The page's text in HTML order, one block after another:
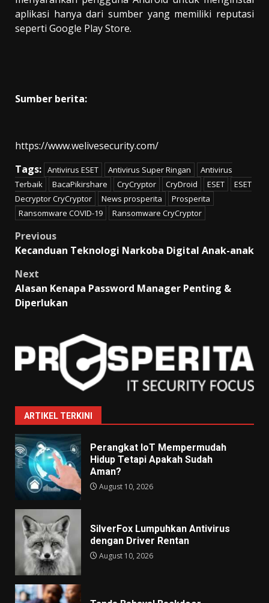
aplikasi hanya dari sumber yang memiliki reputasi
seperti Google Play Store.
Sumber berita:
https://www.welivesecurity.com/
Tags: Antivirus ESET Antivirus Super Ringan
Antivirus
Terbaik
BacaPikirshare CryCryptor CryDroid ESET
ESET
Decryptor CryCryptor
News prosperita
Prosperita
Ransomware COVID-19
Ransomware CryCryptor
Post
Previous
Kecanduan Teknologi Narkoba Digital Anak-anak
Next
Alasan Kenapa Password Manager Penting &
Diperlukan
ARTIKEL TERKINI
Perangkat IoT Mempermudah
Hidup Tetapi Apakah Sudah
Aman?
August 10, 2026
SilverFox Lumpuhkan Antivirus
dengan Driver Rentan
August 10, 2026